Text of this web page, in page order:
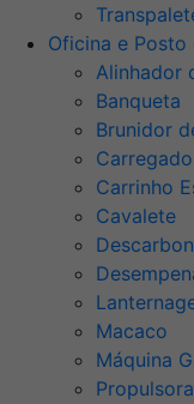
Oficina e Posto
Alinhador
Banqueta
Brunidor
Carrinho
Cavalete
Macaco
Máquina